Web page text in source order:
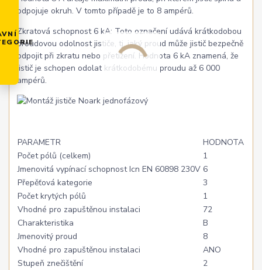
odpojuje okruh. V tomto případě je to 8 ampérů.
Zkratová schopnost 6 kA: Toto označení udává krátkodobou
proudovou odolnost jističe, tj. jaký proud může jistič bezpečně
odpojit při zkratu nebo přetížení. Hodnota 6 kA znamená, že
jistič je schopen odolat krátkodobému proudu až 6 000
ampérů.
PARAMETR
HODNOTA
Počet pólů (celkem)
1
Jmenovitá vypínací schopnost Icn EN 60898 230V 6
Přepěťová kategorie
3
Počet krytých pólů
1
Vhodné pro zapuštěnou instalaci
72
Charakteristika
B
Jmenovitý proud
8
Vhodné pro zapuštěnou instalaci
ANO
Stupeň znečištění
2